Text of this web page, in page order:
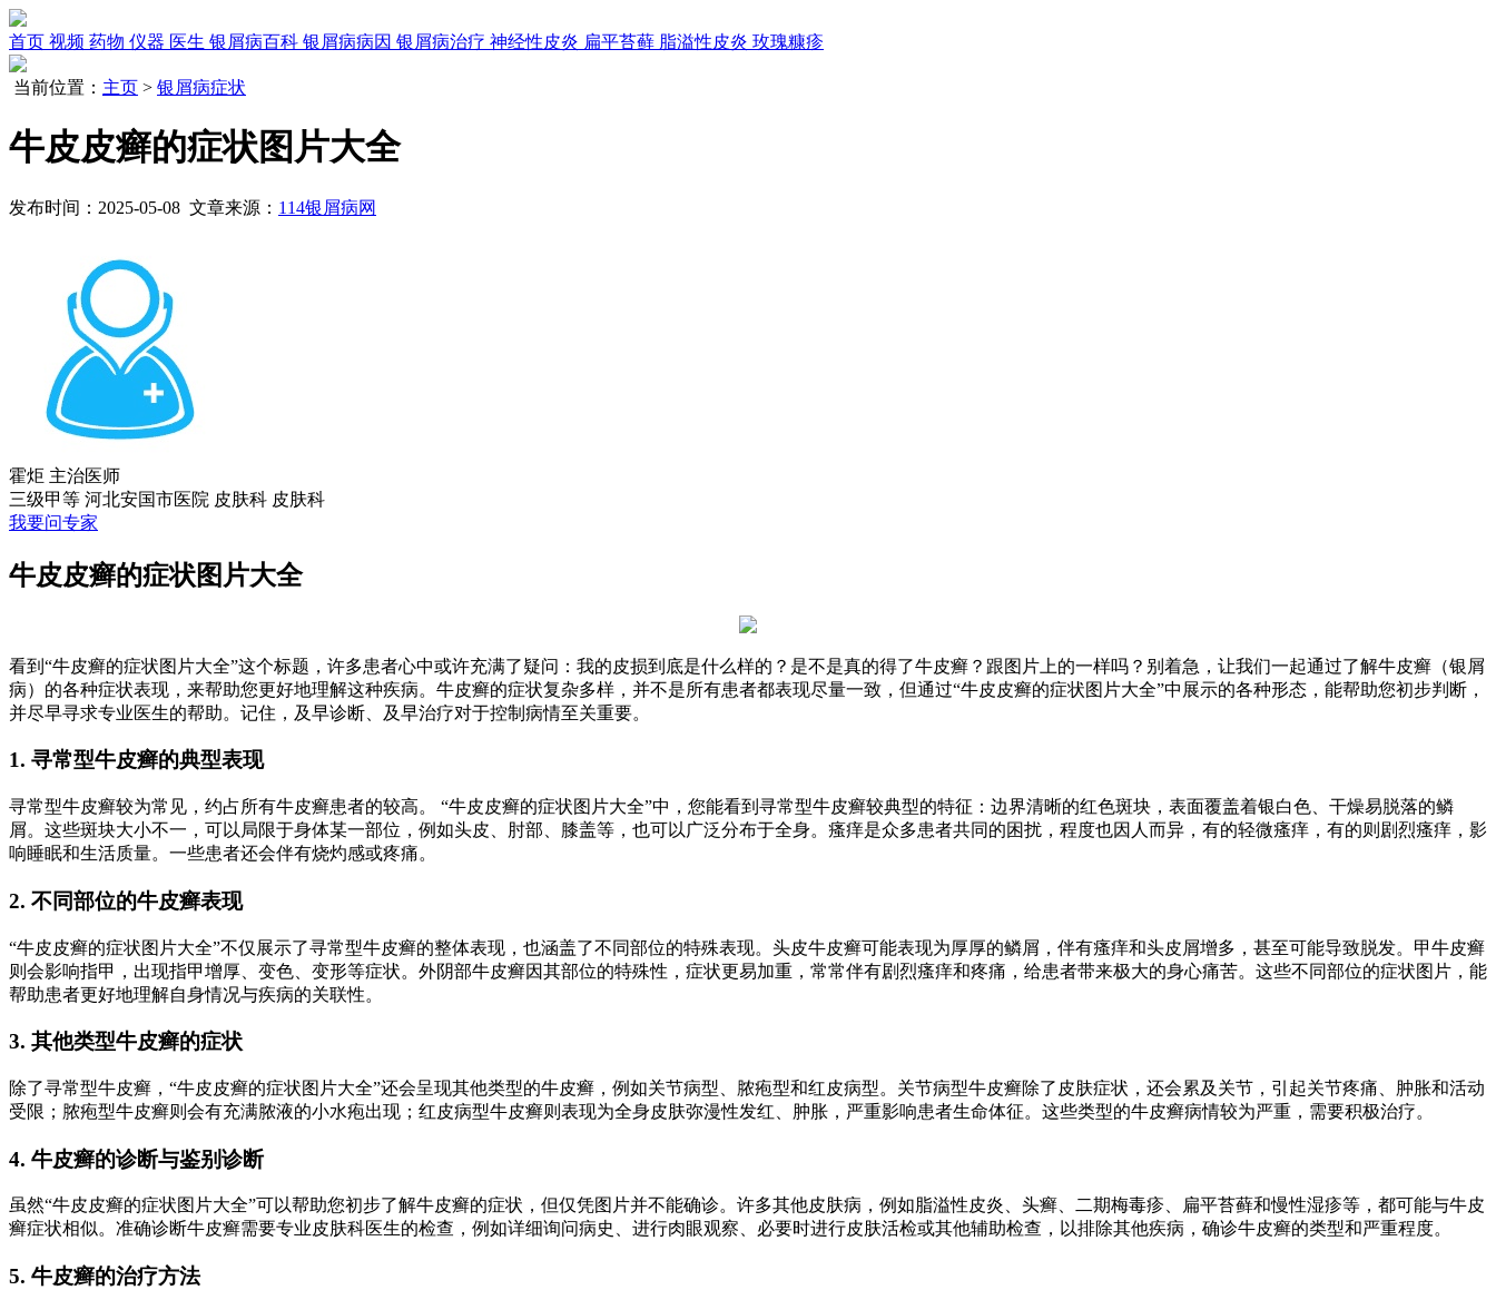
首页 视频 药物 仪器 医生 银屑病百科 银屑病病因 银屑病治疗 神经性皮炎 扁平苔藓 脂溢性皮炎 玫瑰糠疹
当前位置： 主页 > 银屑病症状
牛皮皮癣的症状图片大全
发布时间：2025-05-08 文章来源： 114银屑病网
霍炬 主治医师
三级甲等 河北安国市医院 皮肤科 皮肤科
我要问专家
牛皮皮癣的症状图片大全
看到“牛皮癣的症状图片大全”这个标题，许多患者心中或许充满了疑问：我的皮损到底是什么样的？是不是真的得了牛皮癣？跟图片上的一样吗？别着急，让我们一起通过了解牛皮癣（银屑
病）的各种症状表现，来帮助您更好地理解这种疾病。牛皮癣的症状复杂多样，并不是所有患者都表现尽量一致，但通过“牛皮皮癣的症状图片大全”中展示的各种形态，能帮助您初步判断，
并尽早寻求专业医生的帮助。记住，及早诊断、及早治疗对于控制病情至关重要。
1. 寻常型牛皮癣的典型表现
寻常型牛皮癣较为常见，约占所有牛皮癣患者的较高。 “牛皮皮癣的症状图片大全”中，您能看到寻常型牛皮癣较典型的特征：边界清晰的红色斑块，表面覆盖着银白色、干燥易脱落的鳞
屑。这些斑块大小不一，可以局限于身体某一部位，例如头皮、肘部、膝盖等，也可以广泛分布于全身。瘙痒是众多患者共同的困扰，程度也因人而异，有的轻微瘙痒，有的则剧烈瘙痒，影
响睡眠和生活质量。一些患者还会伴有烧灼感或疼痛。
2. 不同部位的牛皮癣表现
“牛皮皮癣的症状图片大全”不仅展示了寻常型牛皮癣的整体表现，也涵盖了不同部位的特殊表现。头皮牛皮癣可能表现为厚厚的鳞屑，伴有瘙痒和头皮屑增多，甚至可能导致脱发。甲牛皮癣
则会影响指甲，出现指甲增厚、变色、变形等症状。外阴部牛皮癣因其部位的特殊性，症状更易加重，常常伴有剧烈瘙痒和疼痛，给患者带来极大的身心痛苦。这些不同部位的症状图片，能
帮助患者更好地理解自身情况与疾病的关联性。
3. 其他类型牛皮癣的症状
除了寻常型牛皮癣，“牛皮皮癣的症状图片大全”还会呈现其他类型的牛皮癣，例如关节病型、脓疱型和红皮病型。关节病型牛皮癣除了皮肤症状，还会累及关节，引起关节疼痛、肿胀和活动
受限；脓疱型牛皮癣则会有充满脓液的小水疱出现；红皮病型牛皮癣则表现为全身皮肤弥漫性发红、肿胀，严重影响患者生命体征。这些类型的牛皮癣病情较为严重，需要积极治疗。
4. 牛皮癣的诊断与鉴别诊断
虽然“牛皮皮癣的症状图片大全”可以帮助您初步了解牛皮癣的症状，但仅凭图片并不能确诊。许多其他皮肤病，例如脂溢性皮炎、头癣、二期梅毒疹、扁平苔藓和慢性湿疹等，都可能与牛皮
癣症状相似。准确诊断牛皮癣需要专业皮肤科医生的检查，例如详细询问病史、进行肉眼观察、必要时进行皮肤活检或其他辅助检查，以排除其他疾病，确诊牛皮癣的类型和严重程度。
5. 牛皮癣的治疗方法